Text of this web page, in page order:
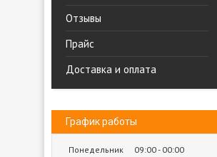
Отзывы
Прайс
Доставка и оплата
График работы
Понедельник 09:00 00:00